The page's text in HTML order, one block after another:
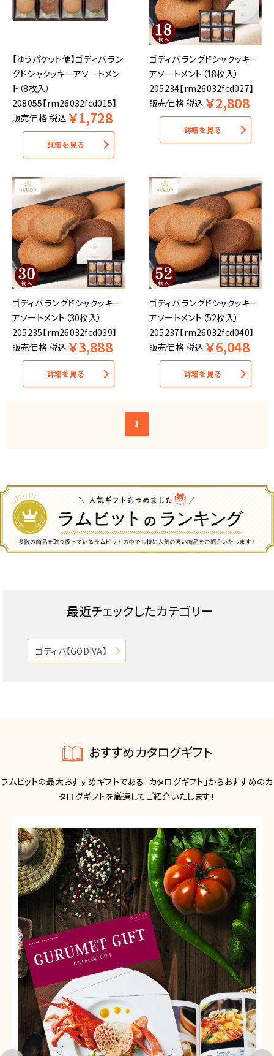
【ゆうパケット便】ゴディバ ラン
グドシャクッキーアソートメン
ト（8枚入）
208055【rm26032fcd015】
販売価格税込 ￥1,728
詳細を見る
ゴディバ ラングドシャクッキー
アソートメント（18枚入）
205234【rm26032fcd027】
販売価格税込 ￥2,808
詳細を見る
ゴディバ ラングドシャクッキー
アソートメント（30枚入）
205235【rm26032fcd039】
販売価格税込 ￥3,888
詳細を見る
ゴディバ ラングドシャクッキー
アソートメント（52枚入）
205237【rm26032fcd040】
販売価格税込 ￥6,048
詳細を見る
1
最近チェックしたカテゴリー
ゴディバ【GODIVA】
おすすめカタログギフト
ラムビットの最大おすすめギフトである「カタログギフト」からおすすめのカ
タログギフトを厳選してご紹介いたします！